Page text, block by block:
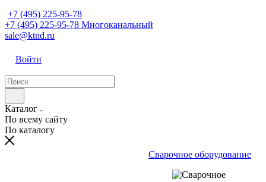
+7 (495) 225-95-78
+7 (495) 225-95-78 Многоканальный
sale@ktnd.ru
Войти
Каталог
По всему сайту
По каталогу
Сварочное оборудование